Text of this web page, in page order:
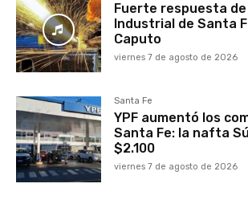
Fuerte respuesta de
Industrial de Santa
Caputo
viernes 7 de agosto de 2026
Santa Fe
YPF aumentó los
Santa Fe: la nafta
$2.100
viernes 7 de agosto de 2026